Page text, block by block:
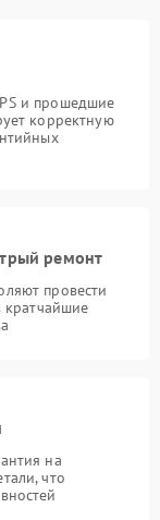
и прошедшие
корректную
ремонт
провести
кратчайшие
на
что